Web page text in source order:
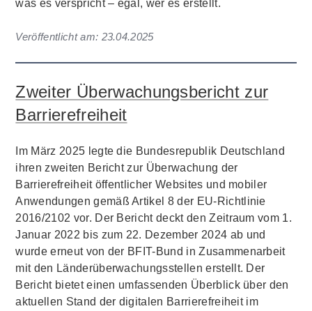
was es verspricht – egal, wer es erstellt.
Veröffentlicht am: 23.04.2025
Zweiter Überwachungsbericht zur
Barrierefreiheit
Im März 2025 legte die Bundesrepublik Deutschland
ihren zweiten Bericht zur Überwachung der
Barrierefreiheit öffentlicher Websites und mobiler
Anwendungen gemäß Artikel 8 der EU-Richtlinie
2016/2102 vor. Der Bericht deckt den Zeitraum vom 1.
Januar 2022 bis zum 22. Dezember 2024 ab und
wurde erneut von der BFIT-Bund in Zusammenarbeit
mit den Länderüberwachungsstellen erstellt. Der
Bericht bietet einen umfassenden Überblick über den
aktuellen Stand der digitalen Barrierefreiheit im